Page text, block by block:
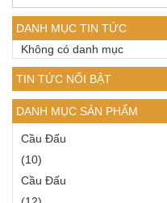
DANH MỤC TIN TỨC
Không có danh mục
TIN TỨC NỔI BẬT
DANH MỤC SẢN PHẨM
Cầu Đấu
(10)
Cầu Đấu